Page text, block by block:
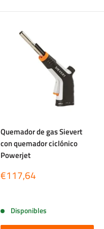
Quemador de gas Sievert
con quemador ciclónico
Powerjet
Precio
de
€117,64
Disponibles